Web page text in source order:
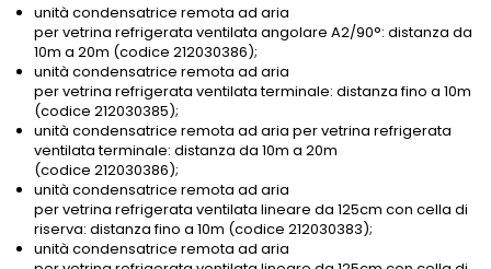
unità condensatrice remota ad aria
per vetrina refrigerata ventilata angolare A2/90°: distanza da
10m a 20m (codice 212030386);
unità condensatrice remota ad aria
per vetrina refrigerata ventilata terminale: distanza fino a 10m
(codice 212030385);
unità condensatrice remota ad aria per vetrina refrigerata
ventilata terminale: distanza da 10m a 20m
(codice 212030386);
unità condensatrice remota ad aria
per vetrina refrigerata ventilata lineare da 125cm con cella di
riserva: distanza fino a 10m (codice 212030383);
unità condensatrice remota ad aria